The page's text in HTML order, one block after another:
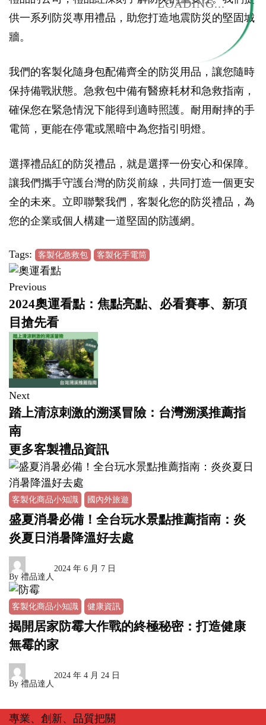
LOADING...
供一系列防災專用禮品，助您打造地震防災的堅固城
牆。
我們的客製化隨身包配備齊全的防災用品，讓您隨時
保持備戰狀態。急救包中備有醫療耗材和急救指南，
確保您在緊急情況下能得到適時照護。耐用耐摔的手
電筒，更能在停電或黑暗中為您指引明燈。
選擇禮品紅的防災禮品，就是選擇一份安心和保障。
讓我們攜手守護台灣的防災前線，共同打造一個更安
全的未來。立即聯繫我們，客製化您的防災禮品，為
您的企業或個人構建一道堅固的防護網。
Tags: 客製化急救包 客製化手電筒
Previous
2024奧運看點：焦點亮點、必看賽事、新項
目搶先看
Next
踏上清涼刺激的溯溪冒險：台灣溯溪推薦指
南
更多客製禮品資訊
客製化商品小知識 國內外旅遊
盛夏消暑必備！全台玩水景點推薦指南：炎
炎夏日消暑降溫好去處
By 禮品達人
2024 年 6 月 7 日
客製化商品小知識 健康資訊
揭開居家防霉大作戰的終極秘密：打造健康
無霉的家
By 禮品達人
2024 年 4 月 24 日
專業、創新、品質把關